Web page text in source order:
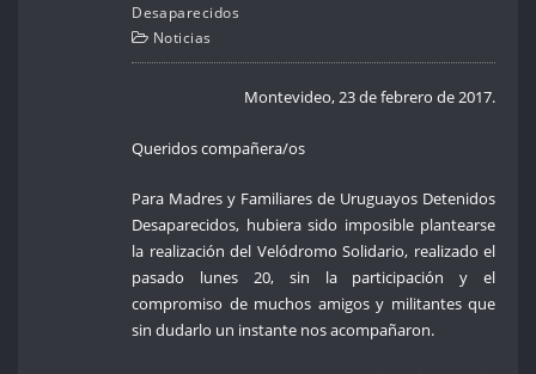
Desaparecidos
Noticias
Montevideo, 23 de febrero de 2017.
Queridos compañera/os
Para Madres y Familiares de Uruguayos Detenidos
Desaparecidos, hubiera sido imposible plantearse
la realización del Velódromo Solidario, realizado el
pasado lunes 20, sin la participación y el
compromiso de muchos amigos y militantes que
sin dudarlo un instante nos acompañaron.